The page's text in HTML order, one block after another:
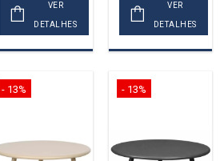
VER
DETALHES
VER
DETALHES
- 13% - 13%